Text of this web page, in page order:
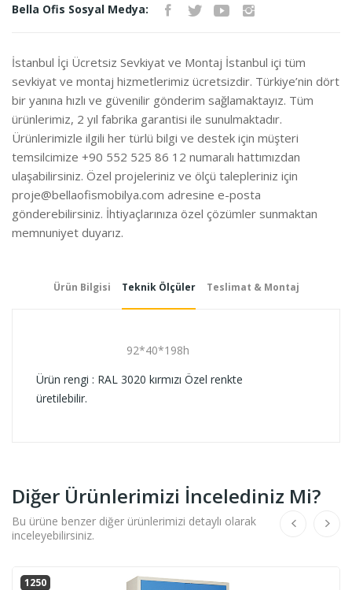
Bella Ofis Sosyal Medya:
İstanbul İçi Ücretsiz Sevkiyat ve Montaj İstanbul içi tüm
sevkiyat ve montaj hizmetlerimiz ücretsizdir. Türkiye’nin dört
bir yanına hızlı ve güvenilir gönderim sağlamaktayız. Tüm
ürünlerimiz, 2 yıl fabrika garantisi ile sunulmaktadır.
Ürünlerimizle ilgili her türlü bilgi ve destek için müşteri
temsilcimize +90 552 525 86 12 numaralı hattımızdan
ulaşabilirsiniz. Özel projeleriniz ve ölçü talepleriniz için
proje@bellaofismobilya.com adresine e-posta
gönderebilirsiniz. İhtiyaçlarınıza özel çözümler sunmaktan
memnuniyet duyarız.
Ürün Bilgisi Teknik Ölçüler Teslimat & Montaj
92*40*198h
Ürün rengi : RAL 3020 kırmızı Özel renkte
üretilebilir.
Diğer Ürünlerimizi İncelediniz Mi?
Bu ürüne benzer diğer ürünlerimizi detaylı olarak
inceleyebilirsiniz.
1250